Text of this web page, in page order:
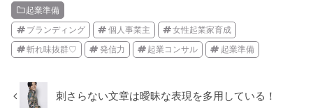
起業準備
ブランディング 個人事業主 女性起業家育成
斬れ味抜群♡ 発信力 起業コンサル 起業準備
刺さらない文章は曖昧な表現を多用している！